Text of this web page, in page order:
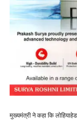
मुख्यमंत्री ने कहा कि